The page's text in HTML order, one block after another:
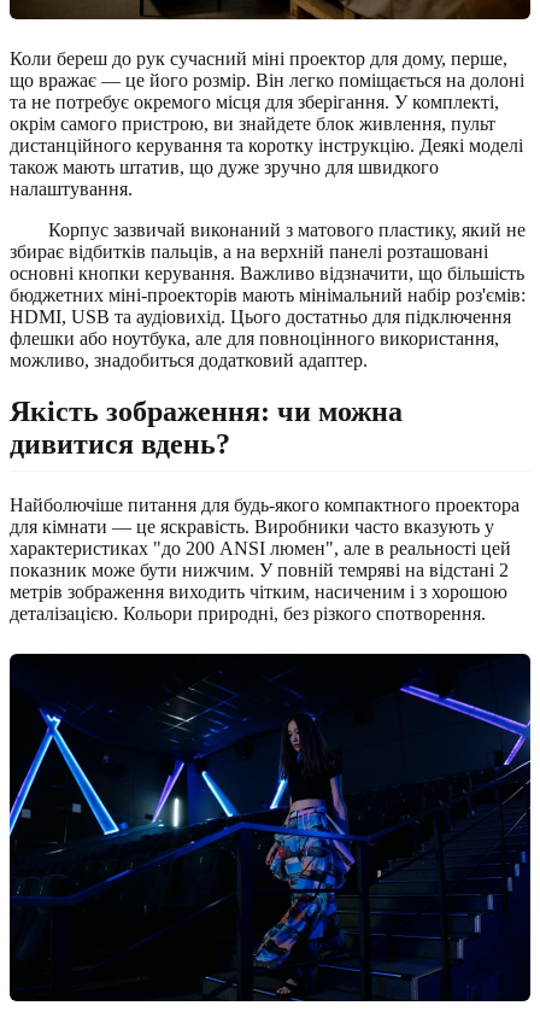
Коли береш до рук сучасний міні проектор для дому, перше,
що вражає — це його розмір. Він легко поміщається на долоні
та не потребує окремого місця для зберігання. У комплекті,
окрім самого пристрою, ви знайдете блок живлення, пульт
дистанційного керування та коротку інструкцію. Деякі моделі
також мають штатив, що дуже зручно для швидкого
налаштування.
Корпус зазвичай виконаний з матового пластику, який не
збирає відбитків пальців, а на верхній панелі розташовані
основні кнопки керування. Важливо відзначити, що більшість
бюджетних міні-проекторів мають мінімальний набір роз'ємів:
HDMI, USB та аудіовихід. Цього достатньо для підключення
флешки або ноутбука, але для повноцінного використання,
можливо, знадобиться додатковий адаптер.
Якість зображення: чи можна
дивитися вдень?
Найболючіше питання для будь-якого компактного проектора
для кімнати — це яскравість. Виробники часто вказують у
характеристиках "до 200 ANSI люмен", але в реальності цей
показник може бути нижчим. У повній темряві на відстані 2
метрів зображення виходить чітким, насиченим і з хорошою
деталізацією. Кольори природні, без різкого спотворення.